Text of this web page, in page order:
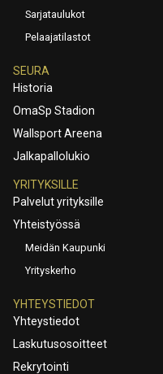
Sarjataulukot
Pelaajatilastot
SEURA
Historia
OmaSp Stadion
Wallsport Areena
Jalkapallolukio
YRITYKSILLE
Palvelut yrityksille
Yhteistyössä
Meidän Kaupunki
Yrityskerho
YHTEYSTIEDOT
Yhteystiedot
Laskutusosoitteet
Rekrytointi